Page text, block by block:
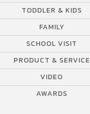
TODDLER & KIDS
FAMILY
SCHOOL VISIT
PRODUCT & SERVICE
VIDEO
AWARDS